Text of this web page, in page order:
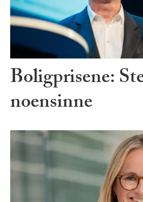
Boligprisene:
noensinne